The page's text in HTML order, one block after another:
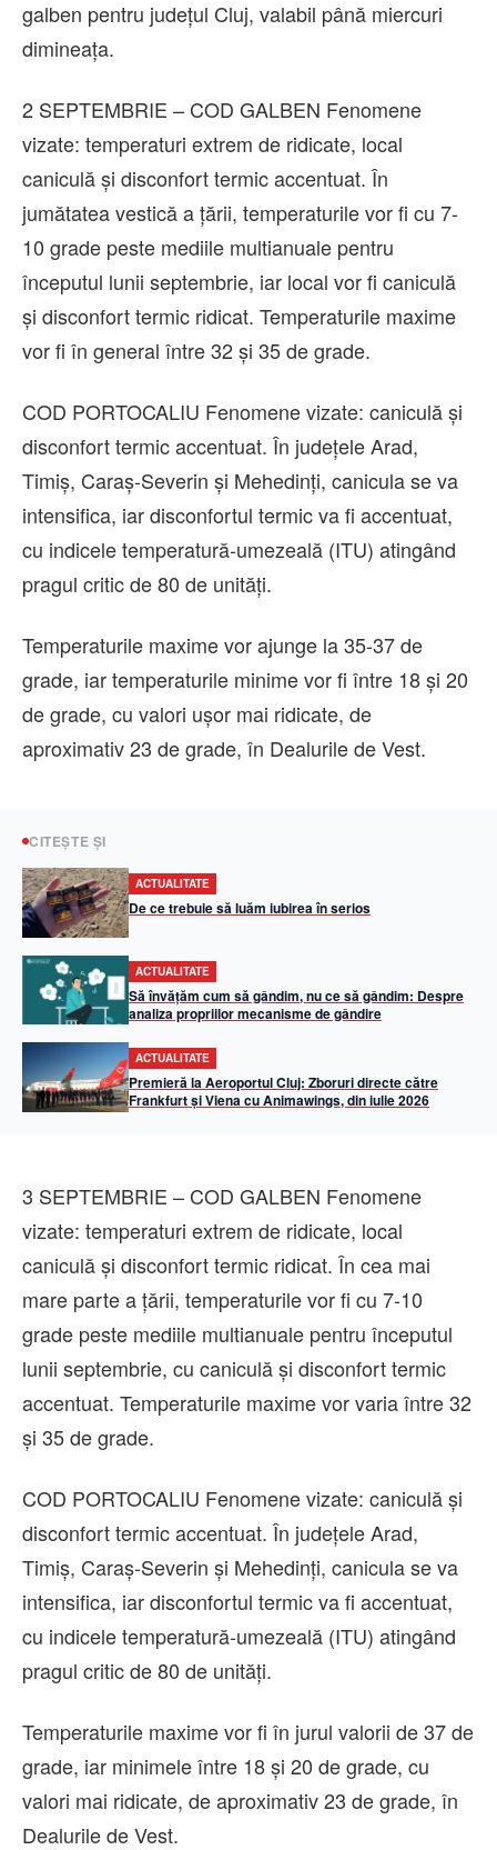
galben pentru județul Cluj, valabil până miercuri
dimineața.
2 SEPTEMBRIE – COD GALBEN Fenomene
vizate: temperaturi extrem de ridicate, local
caniculă și disconfort termic accentuat. În
jumătatea vestică a țării, temperaturile vor fi cu 7-
10 grade peste mediile multianuale pentru
începutul lunii septembrie, iar local vor fi caniculă
și disconfort termic ridicat. Temperaturile maxime
vor fi în general între 32 și 35 de grade.
COD PORTOCALIU Fenomene vizate: caniculă și
disconfort termic accentuat. În județele Arad,
Timiș, Caraș-Severin și Mehedinți, canicula se va
intensifica, iar disconfortul termic va fi accentuat,
cu indicele temperatură-umezeală (ITU) atingând
pragul critic de 80 de unități.
Temperaturile maxime vor ajunge la 35-37 de
grade, iar temperaturile minime vor fi între 18 și 20
de grade, cu valori ușor mai ridicate, de
aproximativ 23 de grade, în Dealurile de Vest.
CITEȘTE ȘI
ACTUALITATE
De ce trebuie să luăm iubirea în serios
ACTUALITATE
Să învățăm cum să gândim, nu ce să gândim: Despre
analiza propriilor mecanisme de gândire
ACTUALITATE
Premieră la Aeroportul Cluj: Zboruri directe către
Frankfurt și Viena cu Animawings, din iulie 2026
3 SEPTEMBRIE – COD GALBEN Fenomene
vizate: temperaturi extrem de ridicate, local
caniculă și disconfort termic ridicat. În cea mai
mare parte a țării, temperaturile vor fi cu 7-10
grade peste mediile multianuale pentru începutul
lunii septembrie, cu caniculă și disconfort termic
accentuat. Temperaturile maxime vor varia între 32
și 35 de grade.
COD PORTOCALIU Fenomene vizate: caniculă și
disconfort termic accentuat. În județele Arad,
Timiș, Caraș-Severin și Mehedinți, canicula se va
intensifica, iar disconfortul termic va fi accentuat,
cu indicele temperatură-umezeală (ITU) atingând
pragul critic de 80 de unități.
Temperaturile maxime vor fi în jurul valorii de 37 de
grade, iar minimele între 18 și 20 de grade, cu
valori mai ridicate, de aproximativ 23 de grade, în
Dealurile de Vest.